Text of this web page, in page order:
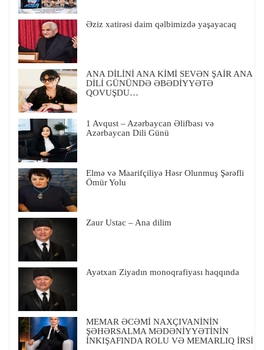
Əziz xatirəsi daim qəlbimizdə yaşayacaq
ANA DİLİNİ ANA KİMİ SEVƏN ŞAİR ANA
DİLİ GÜNÜNDƏ ƏBƏDİYYƏTƏ
QOVUŞDU…
1 Avqust – Azərbaycan Əlifbası və
Azərbaycan Dili Günü
Elmə və Maarifçiliyə Həsr Olunmuş Şərəfli
Ömür Yolu
Zaur Ustac – Ana dilim
Ayətxan Ziyadın monoqrafiyası haqqında
MEMAR ƏCƏMİ NAXÇIVANİNİN
ŞƏHƏRSALMA MƏDƏNİYYƏTİNİN
İNKIŞAFINDA ROLU VƏ MEMARLIQ İRSİ